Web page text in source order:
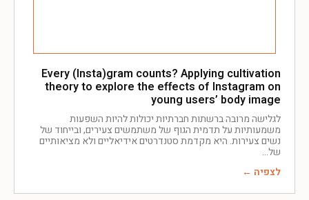
Every (Insta)gram counts? Applying cultivation
theory to explore the effects of Instagram on
young users’ body image
לגלישה מרובה ברשתות חברתיות יכולות להיות השפעות
משמעותיות על תדמית הגוף של משתמשים צעירים, ובייחוד של
נשים צעירות. היא מקדמת סטנדרטים אידיאליים ולא מציאותיים
של
לצפיה ←